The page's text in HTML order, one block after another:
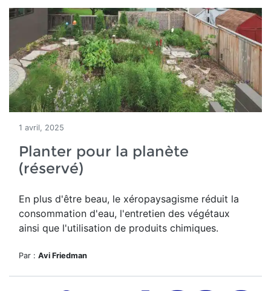
1 avril, 2025
Planter pour la planète
(réservé)
En plus d'être beau, le xéropaysagisme réduit la
consommation d'eau, l'entretien des végétaux
ainsi que l'utilisation de produits chimiques.
Par : Avi Friedman